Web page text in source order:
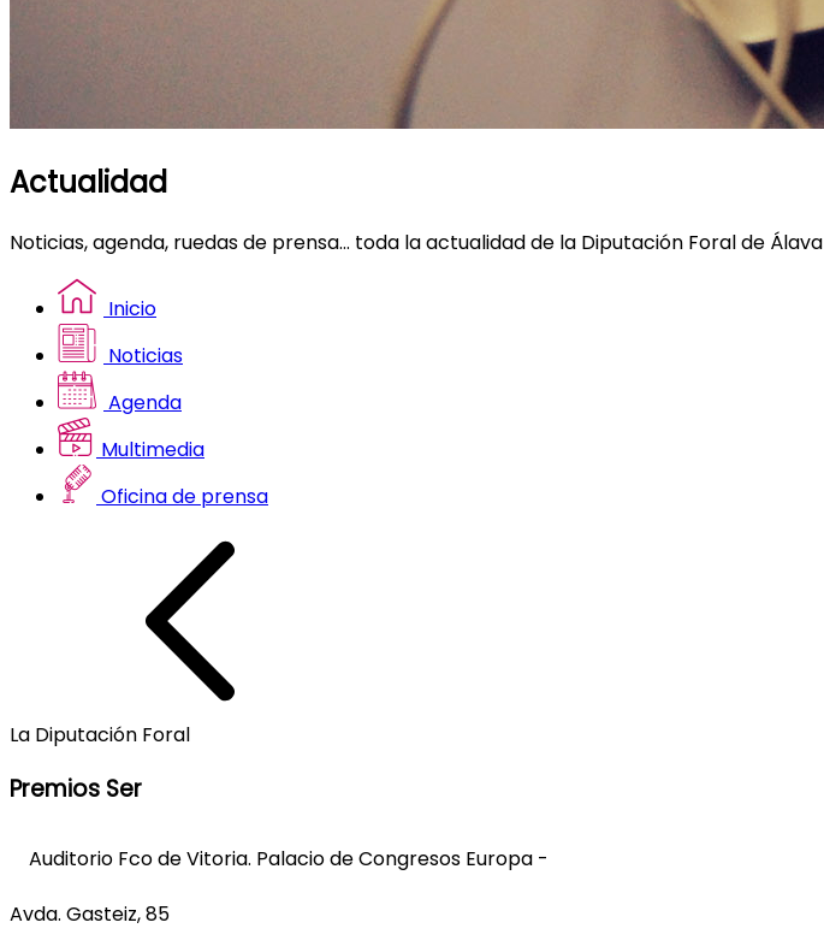
Actualidad
Noticias, agenda, ruedas de prensa... toda la actualidad de la Diputación Foral de Álava
Inicio
Noticias
Agenda
Multimedia
Oficina de prensa
La Diputación Foral
Premios Ser
Auditorio Fco de Vitoria. Palacio de Congresos Europa -
Avda. Gasteiz, 85